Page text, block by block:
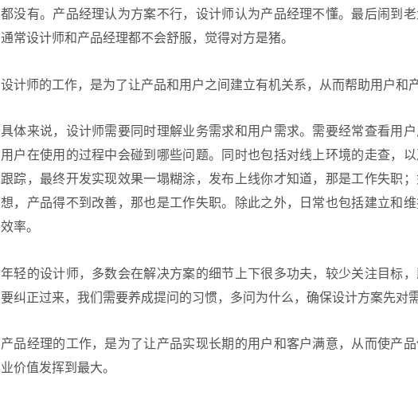
都没有。产品经理认为方案不行，设计师认为产品经理不懂。最后闹到
通常设计师和产品经理都不会舒服，觉得对方是猪。
设计师的工作，是为了让产品和用户之间建立有机关系，从而帮助用户和
具体来说，设计师需要同时理解业务需求和用户需求。需要经常查看用
用户在使用的过程中会碰到哪些问题。同时也包括对线上环境的走查，
跟踪，最终开发实现效果一塌糊涂，发布上线你才知道，那是工作失职
想，产品得不到改善，那也是工作失职。除此之外，日常也包括建立和
效率。
年轻的设计师，多数会在解决方案的细节上下很多功夫，较少关注目标
要纠正过来，我们需要养成提问的习惯，多问为什么，确保设计方案先对
产品经理的工作，是为了让产品实现长期的用户和客户满意，从而使产
业价值发挥到最大。